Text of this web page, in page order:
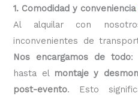
1. Comodidad y conveniencia
Al alquilar con
inconvenientes de
Nos encargamos de todo:
hasta el montaje y
post-evento. Esto